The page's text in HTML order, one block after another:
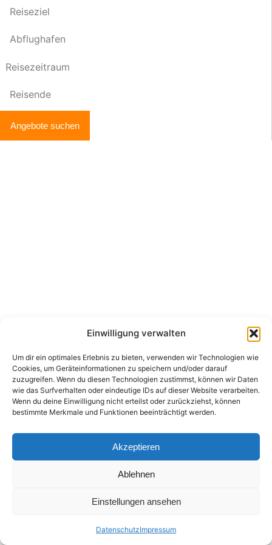
Einwilligung verwalten
Um dir ein optimales Erlebnis zu bieten, verwenden wir Technologien wie
Cookies, um Geräteinformationen zu speichern und/oder darauf
zuzugreifen. Wenn du diesen Technologien zustimmst, können wir Daten
wie das Surfverhalten oder eindeutige IDs auf dieser Website verarbeiten.
Wenn du deine Einwilligung nicht erteilst oder zurückziehst, können
bestimmte Merkmale und Funktionen beeinträchtigt werden.
Akzeptieren
Ablehnen
Einstellungen ansehen
DatenschutzImpressum
Reiseziel
Abflughafen
Reisezeitraum
Reisende
Angebote suchen